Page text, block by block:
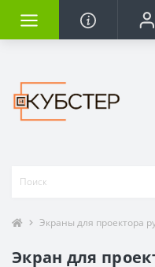
Экраны для проектора
Экран для